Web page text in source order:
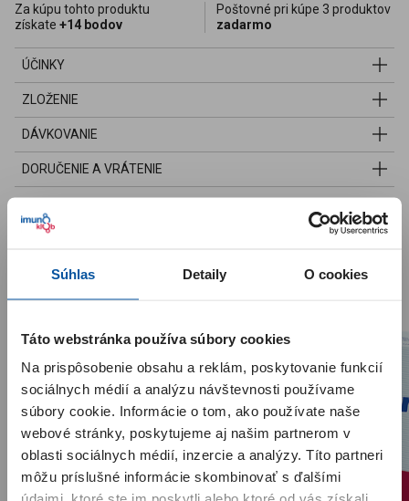
Súhlas Detaily O cookies
Táto webstránka používa súbory cookies
Na prispôsobenie obsahu a reklám, poskytovanie funkcií
sociálnych médií a analýzu návštevnosti používame
súbory cookie. Informácie o tom, ako používate naše
webové stránky, poskytujeme aj našim partnerom v
oblasti sociálnych médií, inzercie a analýzy. Títo partneri
môžu príslušné informácie skombinovať s ďalšími
Za kúpu tohto produktu
získate +14 bodov
Poštovné pri kúpe 3 produktov
zadarmo
ÚČINKY
ZLOŽENIE
DÁVKOVANIE
DORUČENIE A VRÁTENIE
Upozornenie pre zákazníkov
Milí zákazníci, spustili sme pre vásnový Imunoklub. Kódy z
krabičiek už nie je potrebné zadávať – body za nákup sa vám
priradia automaticky po zaplatení objednávky. Body zo starého
Imunoklubu sa do nového neprenášajú a začínajú sa zbierať
odznova. Po registrácii alebo po prvom prihlásení začínate na
úrovniSILVER. Ak ste boli v predchádzajúcom ImunoklubeVIP
členom , automaticky sme vás zaradili do úrovne GOLD . Viac
informácií nájdetev sekcii Imunoklub.